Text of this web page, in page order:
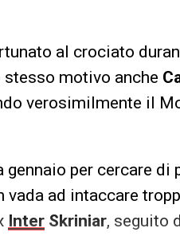
al crociato
motivo anche
verosimilmente il
per cercare di
ad intaccare
Inter Skriniar, seguito